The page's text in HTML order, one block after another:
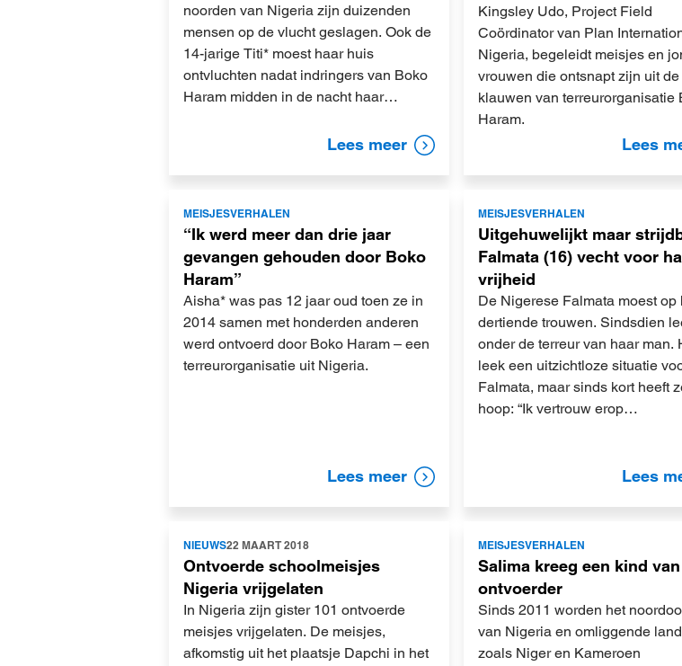
noorden van Nigeria zijn duizenden
mensen op de vlucht geslagen. Ook de
14-jarige Titi* moest haar huis
ontvluchten nadat indringers van Boko
Haram midden in de nacht haar…
Lees meer
Kingsley Udo, Project Field
Coördinator van Plan
Nigeria, begeleidt meisjes en
vrouwen die ontsnapt zijn uit de
klauwen van terreurorganisatie
Haram.
Lees
MEISJESVERHALEN
“Ik werd meer dan drie jaar
gevangen gehouden door Boko
Haram”
Aisha* was pas 12 jaar oud toen ze in
2014 samen met honderden anderen
werd ontvoerd door Boko Haram – een
terreurorganisatie uit Nigeria.
Lees meer
meer
MEISJESVERHALEN
Uitgehuwelijkt maar
Falmata (16) vecht voor
vrijheid
De Nigerese Falmata moest op
dertiende trouwen. Sindsdien
onder de terreur van haar man.
leek een uitzichtloze situatie
Falmata, maar sinds kort heeft
hoop: “Ik vertrouw erop…
Lees
meer
NIEUWS22 MAART 2018
Ontvoerde schoolmeisjes
Nigeria vrijgelaten
In Nigeria zijn gister 101 ontvoerde
meisjes vrijgelaten. De meisjes,
afkomstig uit het plaatsje Dapchi in het
meer
MEISJESVERHALEN
Salima kreeg een kind
ontvoerder
Sinds 2011 worden het
van Nigeria en omliggende
zoals Niger en Kameroen
meer